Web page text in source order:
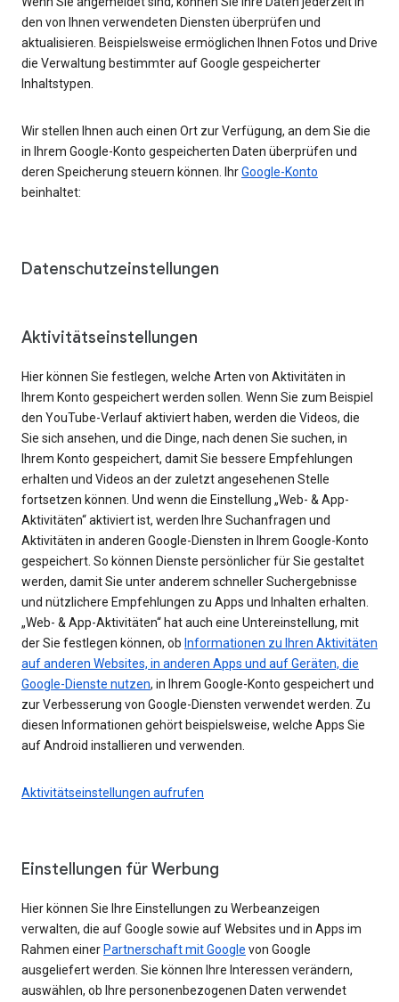
den von Ihnen verwendeten Diensten überprüfen und
aktualisieren. Beispielsweise ermöglichen Ihnen Fotos und Drive
die Verwaltung bestimmter auf Google gespeicherter
Inhaltstypen.
Wir stellen Ihnen auch einen Ort zur Verfügung, an dem Sie die
in Ihrem Google-Konto gespeicherten Daten überprüfen und
deren Speicherung steuern können. IhrGoogle-Konto
beinhaltet:
Datenschutzeinstellungen
Aktivitätseinstellungen
Hier können Sie festlegen, welche Arten von Aktivitäten in
Ihrem Konto gespeichert werden sollen. Wenn Sie zum Beispiel
den YouTube-Verlauf aktiviert haben, werden die Videos, die
Sie sich ansehen, und die Dinge, nach denen Sie suchen, in
Ihrem Konto gespeichert, damit Sie bessere Empfehlungen
erhalten und Videos an der zuletzt angesehenen Stelle
fortsetzen können. Und wenn die Einstellung „Web- & App-
Aktivitäten“ aktiviert ist, werden Ihre Suchanfragen und
Aktivitäten in anderen Google-Diensten in Ihrem Google-Konto
gespeichert. So können Dienste persönlicher für Sie gestaltet
werden, damit Sie unter anderem schneller Suchergebnisse
und nützlichere Empfehlungen zu Apps und Inhalten erhalten.
„Web- & App-Aktivitäten“ hat auch eine Untereinstellung, mit
der Sie festlegen können, ob Informationen zu Ihren Aktivitäten
auf anderen Websites, in anderen Apps und auf Geräten, die
Google-Dienste nutzen, in Ihrem Google-Konto gespeichert und
zur Verbesserung von Google-Diensten verwendet werden. Zu
diesen Informationen gehört beispielsweise, welche Apps Sie
auf Android installieren und verwenden.
Aktivitätseinstellungen aufrufen
Einstellungen für Werbung
Hier können Sie Ihre Einstellungen zu Werbeanzeigen
verwalten, die auf Google sowie auf Websites und in Apps im
Rahmen einer Partnerschaft mit Google von Google
ausgeliefert werden. Sie können Ihre Interessen verändern,
auswählen, ob Ihre personenbezogenen Daten verwendet